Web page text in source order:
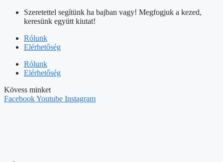
Szeretettel segítünk ha bajban vagy! Megfogjuk a kezed,
keresünk együtt kiutat!
Rólunk
Elérhetőség
Rólunk
Elérhetőség
Kövess minket
FacebookYoutube Instagram